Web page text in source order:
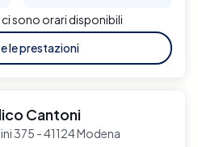
sono orari disponibili
le prestazioni
Cantoni
375 - 41124 Modena